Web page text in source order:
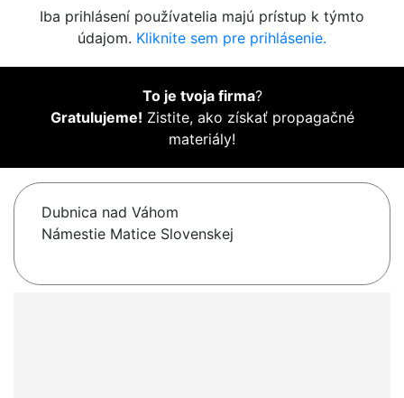
Iba prihlásení používatelia majú prístup k týmto
údajom. Kliknite sem pre prihlásenie.
To je tvoja firma?
Gratulujeme! Zistite, ako získať propagačné
materiály!
Dubnica nad Váhom
Námestie Matice Slovenskej